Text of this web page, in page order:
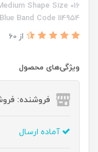
Shape Size 016
Blue Band Code 114954
از 60
ویژگی‌های محصول
فروشنده:
آماده ارسال